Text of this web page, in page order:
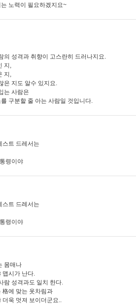
노력이 필요하겠지요~
의 성격과 취향이 고스란히 드러나지요.
지,
지,
은 지도 알수 있지요.
는 사람은
구분할 줄 아는 사람일 것입니다.
스트 드레서는
령이야
스트 드레서는
령이야
몸매나
맵시가 난다.
람 성격과도 일치 한다.
格에 맞는 옷차림과
더욱 멋져 보이더군요..